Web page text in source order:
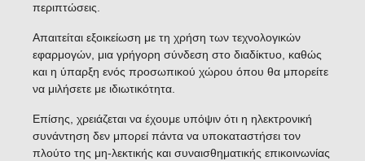
περιπτώσεις.
Απαιτείται εξοικείωση με τη χρήση των τεχνολογικών
εφαρμογών, μια γρήγορη σύνδεση στο διαδίκτυο, καθώς
και η ύπαρξη ενός προσωπικού χώρου όπου θα μπορείτε
να μιλήσετε με ιδιωτικότητα.
Επίσης, χρειάζεται να έχουμε υπόψιν ότι η ηλεκτρονική
συνάντηση δεν μπορεί πάντα να υποκαταστήσει τον
πλούτο της μη-λεκτικής και συναισθηματικής επικοινωνίας